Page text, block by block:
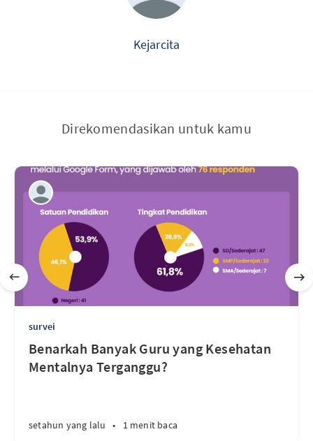
Kejarcita
Direkomendasikan untuk kamu
survei
Benarkah Banyak Guru yang Kesehatan
Mentalnya Terganggu?
setahun yang lalu • 1 menit baca